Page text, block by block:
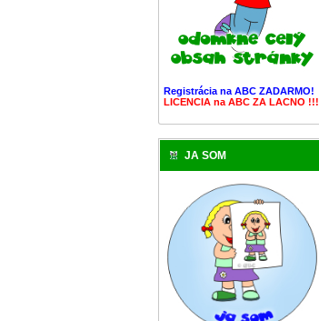
Registrácia na ABC ZADARMO!
LICENCIA na ABC ZA LACNO !!!
JA SOM